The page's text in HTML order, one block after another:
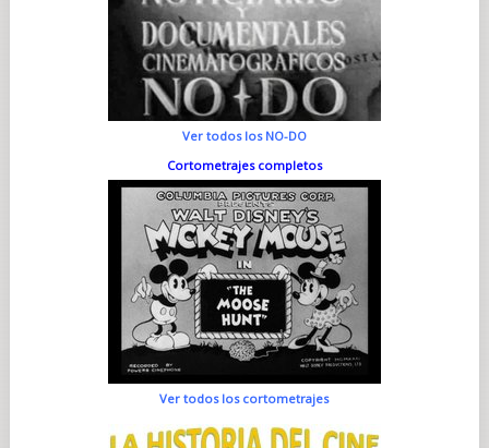
Ver todos los NO-DO
Cortometrajes completos
Ver todos los cortometrajes